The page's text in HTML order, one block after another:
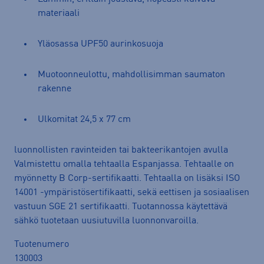
materiaali
Yläosassa UPF50 aurinkosuoja
Muotoonneulottu, mahdollisimman saumaton
rakenne
Ulkomitat 24,5 x 77 cm
luonnollisten ravinteiden tai bakteerikantojen avulla
Valmistettu omalla tehtaalla Espanjassa. Tehtaalle on
myönnetty B Corp-sertifikaatti. Tehtaalla on lisäksi ISO
14001 -ympäristösertifikaatti, sekä eettisen ja sosiaalisen
vastuun SGE 21 sertifikaatti. Tuotannossa käytettävä
sähkö tuotetaan uusiutuvilla luonnonvaroilla.
Tuotenumero
130003